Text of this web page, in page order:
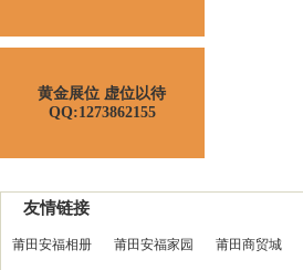
黄金展位 虚位以待
QQ:1273862155
友情链接
莆田安福相册 莆田安福家园 莆田商贸城